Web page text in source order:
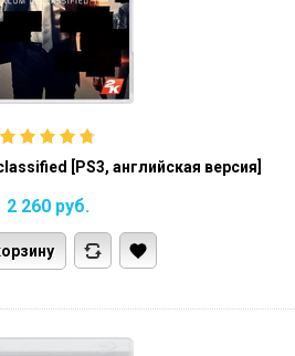
[PS3, английская версия]
2 260 руб.